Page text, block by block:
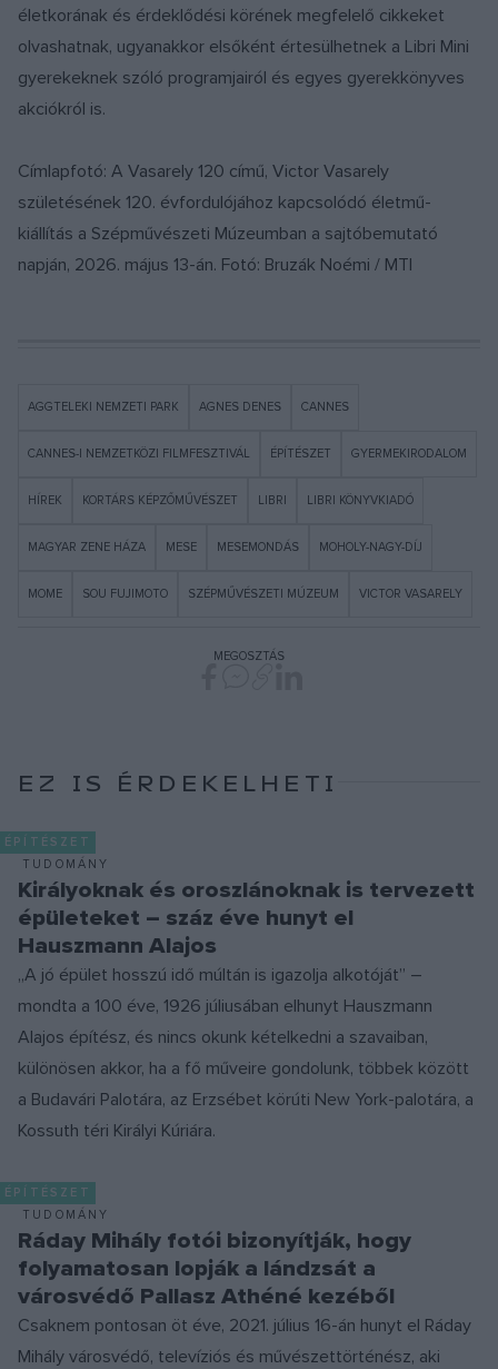
életkorának és érdeklődési körének megfelelő cikkeket
olvashatnak, ugyanakkor elsőként értesülhetnek a Libri Mini
gyerekeknek szóló programjairól és egyes gyerekkönyves
akciókról is.
Címlapfotó: A Vasarely 120 című, Victor Vasarely
születésének 120. évfordulójához kapcsolódó életmű-
kiállítás a Szépművészeti Múzeumban a sajtóbemutató
napján, 2026. május 13-án. Fotó: Bruzák Noémi / MTI
AGGTELEKI NEMZETI PARK AGNES DENES CANNES
CANNES-I NEMZETKÖZI FILMFESZTIVÁL ÉPÍTÉSZET GYERMEKIRODALOM
HÍREK KORTÁRS KÉPZŐMŰVÉSZET LIBRI LIBRI KÖNYVKIADÓ
MAGYAR ZENE HÁZA MESE MESEMONDÁS MOHOLY-NAGY-DÍJ
MOME SOU FUJIMOTO SZÉPMŰVÉSZETI MÚZEUM VICTOR VASARELY
MEGOSZTÁS
EZ IS ÉRDEKELHETI
ÉPÍTÉSZET
TUDOMÁNY
Királyoknak és oroszlánoknak is tervezett
épületeket – száz éve hunyt el
Hauszmann Alajos
„A jó épület hosszú idő múltán is igazolja alkotóját” –
mondta a 100 éve, 1926 júliusában elhunyt Hauszmann
Alajos építész, és nincs okunk kételkedni a szavaiban,
különösen akkor, ha a fő műveire gondolunk, többek között
a Budavári Palotára, az Erzsébet körúti New York-palotára, a
Kossuth téri Királyi Kúriára.
ÉPÍTÉSZET
TUDOMÁNY
Ráday Mihály fotói bizonyítják, hogy
folyamatosan lopják a lándzsát a
városvédő Pallasz Athéné kezéből
Csaknem pontosan öt éve, 2021. július 16-án hunyt el Ráday
Mihály városvédő, televíziós és művészettörténész, aki